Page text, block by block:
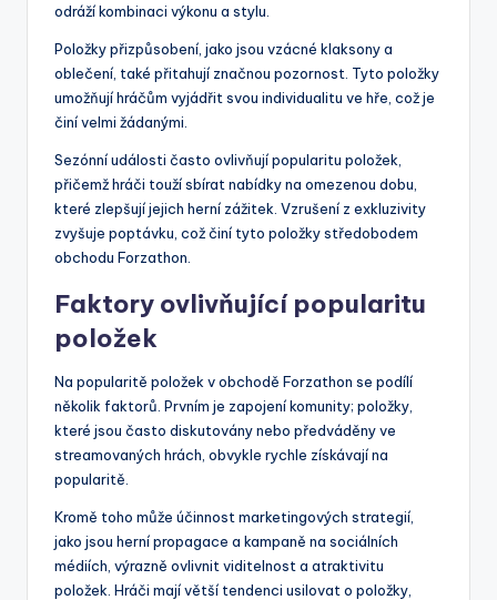
odráží kombinaci výkonu a stylu.
Položky přizpůsobení, jako jsou vzácné klaksony a
oblečení, také přitahují značnou pozornost. Tyto položky
umožňují hráčům vyjádřit svou individualitu ve hře, což je
činí velmi žádanými.
Sezónní události často ovlivňují popularitu položek,
přičemž hráči touží sbírat nabídky na omezenou dobu,
které zlepšují jejich herní zážitek. Vzrušení z exkluzivity
zvyšuje poptávku, což činí tyto položky středobodem
obchodu Forzathon.
Faktory ovlivňující popularitu
položek
Na popularitě položek v obchodě Forzathon se podílí
několik faktorů. Prvním je zapojení komunity; položky,
které jsou často diskutovány nebo předváděny ve
streamovaných hrách, obvykle rychle získávají na
popularitě.
Kromě toho může účinnost marketingových strategií,
jako jsou herní propagace a kampaně na sociálních
médiích, výrazně ovlivnit viditelnost a atraktivitu
položek. Hráči mají větší tendenci usilovat o položky,